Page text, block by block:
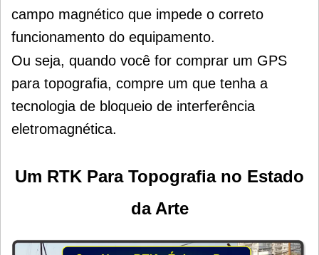
campo magnético que impede o correto
funcionamento do equipamento.
Ou seja, quando você for comprar um GPS
para topografia, compre um que tenha a
tecnologia de bloqueio de interferência
eletromagnética.
Um RTK Para Topografia no Estado
da Arte